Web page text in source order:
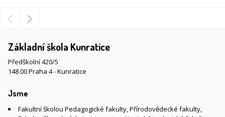
Základní škola Kunratice
Předškolní 420/5
148 00 Praha 4 - Kunratice
Jsme
Fakultní školou Pedagogické fakulty, Přírodovědecké fakulty,